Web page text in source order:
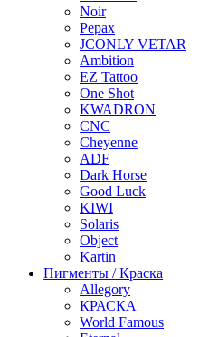
Noir
Pepax
JCONLY VETAR
Ambition
EZ Tattoo
One Shot
KWADRON
CNC
Cheyenne
ADF
Dark Horse
Good Luck
KIWI
Solaris
Object
Kartin
Пигменты / Краска
Allegory
КРАСКА
World Famous